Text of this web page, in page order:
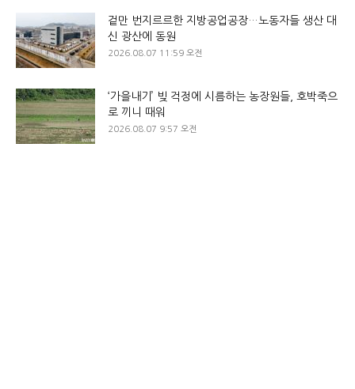
겉만 번지르르한 지방공업공장…노동자들 생산 대
신 광산에 동원
2026.08.07 11:59 오전
‘가을내기’ 빚 걱정에 시름하는 농장원들, 호박죽으
로 끼니 때워
2026.08.07 9:57 오전